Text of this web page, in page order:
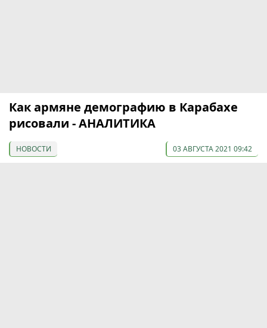
Как армяне демографию в Карабахе
рисовали - АНАЛИТИКА
НОВОСТИ 03 АВГУСТА 2021 09:42